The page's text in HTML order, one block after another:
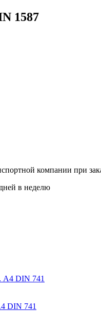
1587
компании при
в неделю
DIN 741